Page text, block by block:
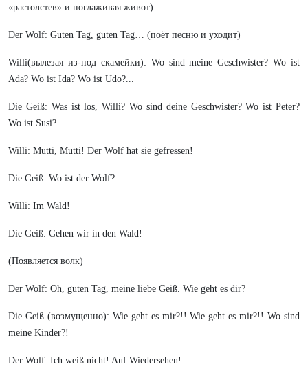
«растолстев» и поглаживая живот):
Der Wolf: Guten Tag, guten Tag… (поёт песню и уходит)
Willi(вылезая из-под скамейки): Wo sind meine Geschwister? Wo ist
Ada? Wo ist Ida? Wo ist Udo?...
Die Geiß: Was ist los, Willi? Wo sind deine Geschwister? Wo ist Peter?
Wo ist Susi?...
Willi: Mutti, Mutti! Der Wolf hat sie gefressen!
Die Geiß: Wo ist der Wolf?
Willi: Im Wald!
Die Geiß: Gehen wir in den Wald!
(Появляется волк)
Der Wolf: Oh, guten Tag, meine liebe Geiß. Wie geht es dir?
Die Geiß (возмущенно): Wie geht es mir?!! Wie geht es mir?!! Wo sind
meine Kinder?!
Der Wolf: Ich weiß nicht! Auf Wiedersehen!